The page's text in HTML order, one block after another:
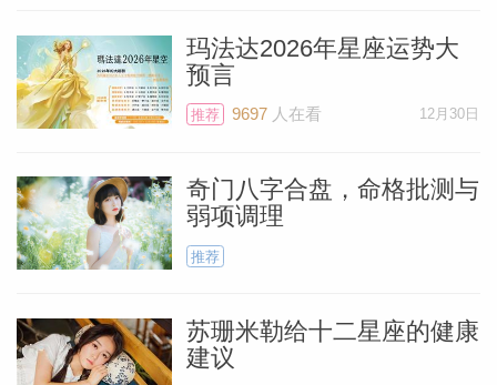
玛法达2026年星座运势大
预言
推荐 9697人在看 12月30日
奇门八字合盘，命格批测与
弱项调理
推荐
苏珊米勒给十二星座的健康
建议